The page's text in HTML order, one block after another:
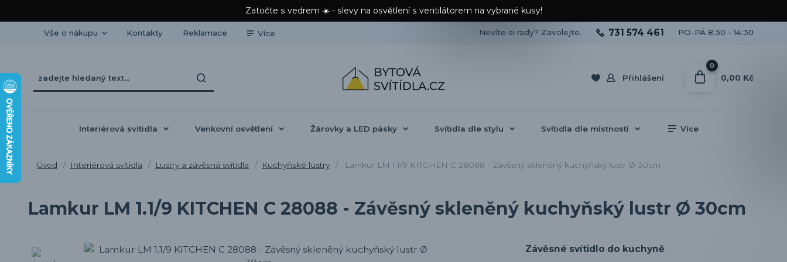
Zatočte s vedrem ☀️ - slevy na osvětlení s ventilátorem na vybrané kusy!
Vše o nákupu Kontakty Reklamace Více
Přihlášení
Nevíte si rady? Zavolejte. 731 574 461 PO-PÁ 8:30 - 14:30
0
0,00 Kč
Interiérová svítidla Venkovní osvětlení Žárovky a LED pásky Svítidla dle stylu Svítidla dle místností Více
Úvod Interiérová svítidla Lustry a závěsná svítidla Kuchyňské lustry Lamkur LM 1.1/9 KITCHEN C 28088 - Závěsný skleněný kuchyňský lustr Ø 30cm
Lamkur LM 1.1/9 KITCHEN C 28088 - Závěsný skleněný kuchyňský lustr Ø 30cm
Závěsné svítidlo do kuchyně